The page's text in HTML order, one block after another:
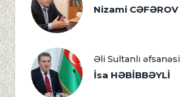
Nizami CƏFƏROV
Əli Sultanlı əfsanəsi
İsa HƏBİBBƏYLİ